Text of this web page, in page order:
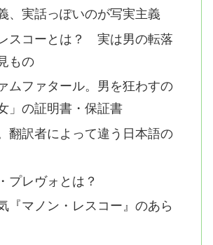
、実話っぽいのが写実主義
スコーとは？ 実は男の転落
もの
ムファタール。男を狂わすの
」の証明書・保証書
翻訳者によって違う日本語の
プレヴォとは？
『マノン・レスコー』のあら